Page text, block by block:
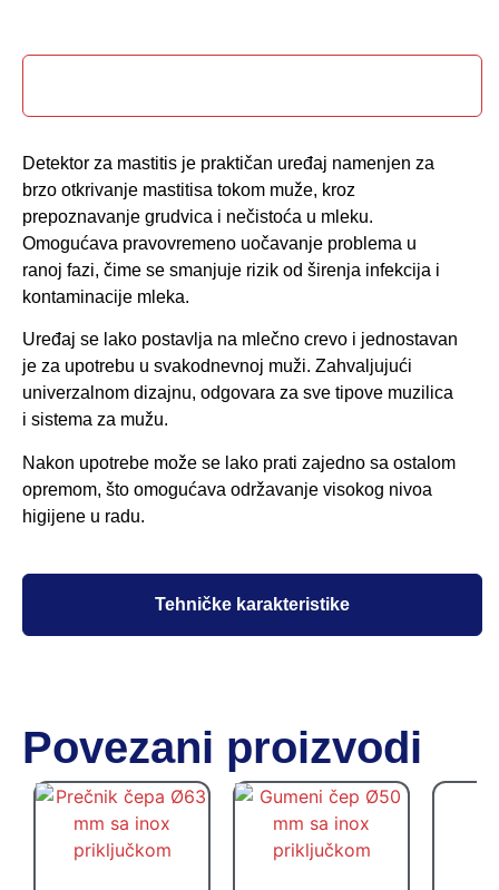
Tehničke karakteristike
Detektor za mastitis je praktičan uređaj namenjen za
brzo otkrivanje mastitisa tokom muže, kroz
prepoznavanje grudvica i nečistoća u mleku.
Omogućava pravovremeno uočavanje problema u
ranoj fazi, čime se smanjuje rizik od širenja infekcija i
kontaminacije mleka.
Uređaj se lako postavlja na mlečno crevo i jednostavan
je za upotrebu u svakodnevnoj muži. Zahvaljujući
univerzalnom dizajnu, odgovara za sve tipove muzilica
i sistema za mužu.
Nakon upotrebe može se lako prati zajedno sa ostalom
opremom, što omogućava održavanje visokog nivoa
higijene u radu.
Povezani proizvodi